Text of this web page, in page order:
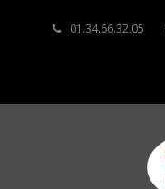
01.34.66.32.05